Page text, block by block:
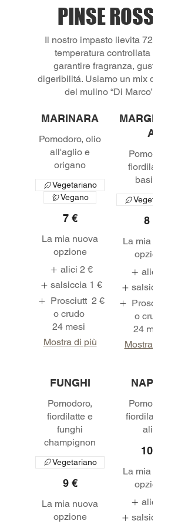
PINSE ROSSE
Il nostro impasto lievita 72 ore a
temperatura controllata per
garantire fragranza, gusto e
digeribilitá. Usiamo un mix di farine
MARINARA
Pomodoro, olio
all'aglio e
7 €
Vegetariano
Vegano
La mia nuova
opzione
alici 2 €
salsiccia 1 €
Prosciutt
o crudo
24 mesi
2 €
Mostra di più
MARGHERIT
A
Pomodoro,
fiordilatte e
8 €
Vegetariano
La mia nuova
opzione
alici
salsiccia
Prosciutt
o crudo
24 mesi
Mostra di più
FUNGHI
Pomodoro,
fiordilatte e
funghi
champignon
9 €
Vegetariano
La mia nuova
opzione
NAPOLI
Pomodoro,
fiordilatte ed
10 €
La mia nuova
opzione
alici
salsiccia